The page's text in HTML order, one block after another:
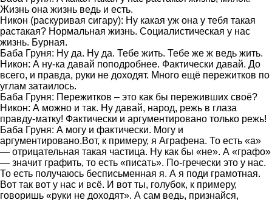
Жизнь она жизнь ведь и есть.
Никон (раскуривая сигару): Ну какая уж она у тебя такая
растакая? Нормальная жизнь. Социалистическая у нас
жизнь. Бурная.
Баба Груня: Ну да. Ну да. Тебе жить. Тебе же ж ведь жить.
Никон: А ну-ка давай поподробнее. Фактически давай. До
всего, и правда, руки не доходят. Много ещё пережитков по
углам затаилось.
Баба Груня: Пережитков – это как бы переживших своё?
Никон: А можно и так. Ну давай, народ, режь в глаза
правду-матку! Фактически и аргументировано только режь!
Баба Груня: А могу и фактически. Могу и
аргументировано.Вот, к примеру, я Аграфена. То есть «а»
— отрицательная такая частица. Ну как бы «не». А «графо»
— значит графить, то есть «писать». По-гречески это у нас.
То есть получаюсь бесписьменная я. А я поди грамотная.
Вот так вот у нас и всё. И вот ты, голубок, к примеру,
говоришь «руки не доходят». А сам ведь, признайся,